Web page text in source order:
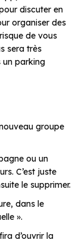
discuter en
organiser des
de vous
sera très
un parking
groupe
ou un
C’est juste
le supprimer.
dans le
».
d’ouvrir la